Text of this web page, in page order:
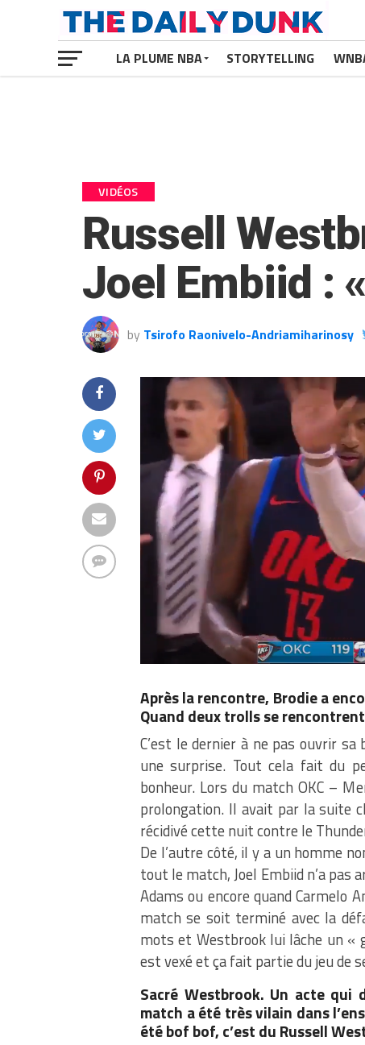
LA PLUME NBA STORYTELLING
VIDÉOS
Russell
Joel Embiid :
by Tsirofo Raonivelo-Andriamiharinosy
Après la rencontre, Brodie a
Quand deux trolls se
C’est le dernier à ne pas ouvrir
une surprise. Tout cela fait du
bonheur. Lors du match OKC –
prolongation. Il avait par la suite
récidivé cette nuit contre le
De l’autre côté, il y a un homme
tout le match, Joel Embiid n’a pas
Adams ou encore quand Carmelo
match se soit terminé avec la
mots et Westbrook lui lâche un «
est vexé et ça fait partie du jeu de
Sacré Westbrook. Un acte
match a été très vilain dans
été bof bof, c’est du Russell